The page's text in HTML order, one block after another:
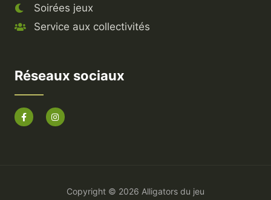
Soirées jeux
Service aux collectivités
Réseaux sociaux
Copyright © 2026 Alligators du jeu